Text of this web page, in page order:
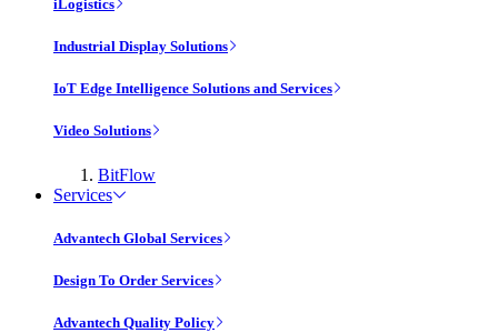
iLogistics
Industrial Display Solutions
IoT Edge Intelligence Solutions and Services
Video Solutions
BitFlow
Services
Advantech Global Services
Design To Order Services
Advantech Quality Policy